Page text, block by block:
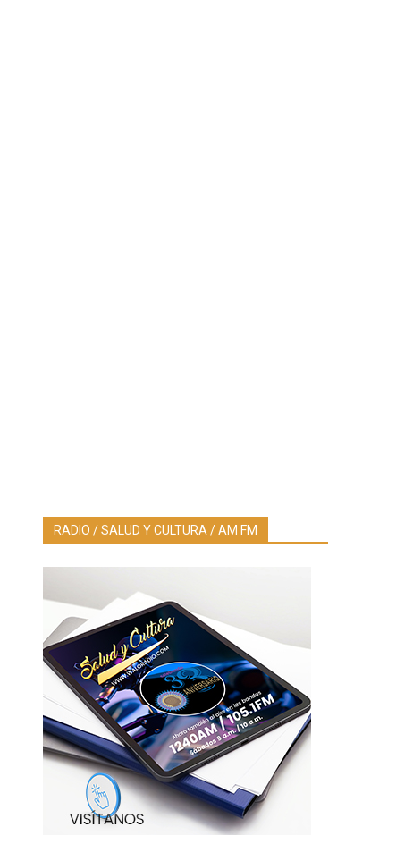
RADIO / SALUD Y CULTURA / AM FM